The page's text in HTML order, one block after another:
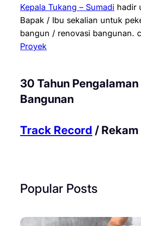
Kepala Tukang – Sumadi hadir
Bapak / Ibu sekalian untuk
bangun / renovasi bangunan.
Proyek
30 Tahun Pengalaman
Bangunan
Track Record /
Popular Posts